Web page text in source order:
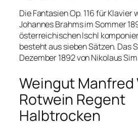
Die Fantasien Op. 116 für Klavier
Johannes Brahms im Sommer
österreichischen Ischl
besteht aus sieben Sätzen. Das
Dezember 1892 von Nikolaus
Weingut Manfred
Rotwein Regent
Halbtrocken